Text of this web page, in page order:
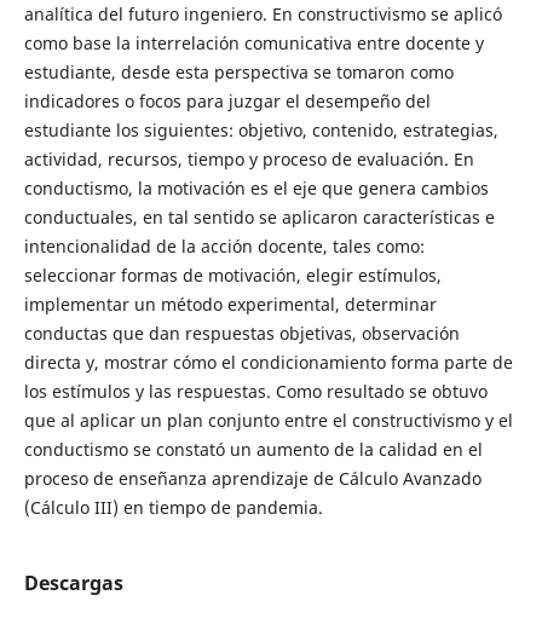
analítica del futuro ingeniero. En constructivismo se aplicó
como base la interrelación comunicativa entre docente y
estudiante, desde esta perspectiva se tomaron como
indicadores o focos para juzgar el desempeño del
estudiante los siguientes: objetivo, contenido, estrategias,
actividad, recursos, tiempo y proceso de evaluación. En
conductismo, la motivación es el eje que genera cambios
conductuales, en tal sentido se aplicaron características e
intencionalidad de la acción docente, tales como:
seleccionar formas de motivación, elegir estímulos,
implementar un método experimental, determinar
conductas que dan respuestas objetivas, observación
directa y, mostrar cómo el condicionamiento forma parte de
los estímulos y las respuestas. Como resultado se obtuvo
que al aplicar un plan conjunto entre el constructivismo y el
conductismo se constató un aumento de la calidad en el
proceso de enseñanza aprendizaje de Cálculo Avanzado
(Cálculo III) en tiempo de pandemia.
Descargas